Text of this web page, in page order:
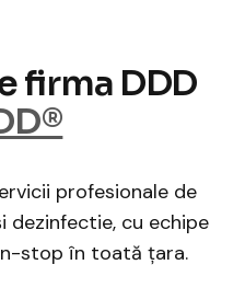
firma DDD
profesionale de
dezinfectie, cu echipe
stop în toată țara.